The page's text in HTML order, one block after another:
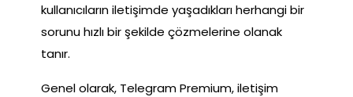
kullanıcıların iletişimde yaşadıkları herhangi bir
sorunu hızlı bir şekilde çözmelerine olanak
tanır.
Genel olarak, Telegram Premium, iletişim